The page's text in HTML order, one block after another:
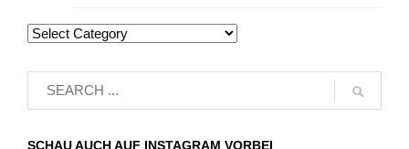
SCHAU AUCH AUF INSTAGRAM VORBEI